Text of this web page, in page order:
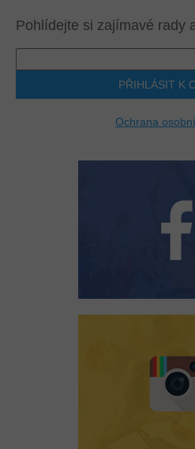
Pohlídejte si zajímavé rady
PŘIHLÁSIT K
Ochrana